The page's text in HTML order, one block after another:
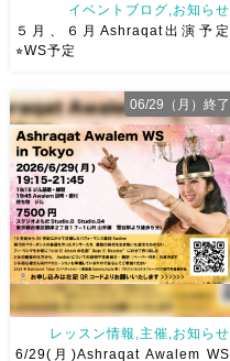
５月、６月Ashraqat出演予定
とWS予定まとめました
みな
さんにたくさんお会いできます
ように
イベントブログ,お知らせ
５月、６月Ashraqat出演予定
⭐︎WS予定
レッスン情報,主催,お知らせ
6/29(月)Ashraqat Awalem WS
06/29（月）終了